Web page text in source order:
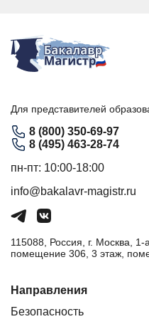
Для представителей
8 (800) 350-69-97
8 (495) 463-28-74
пн-пт: 10:00-18:00
info@bakalavr-magistr.ru
115088, Россия, г. Москва,
помещение 306, 3 этаж,
Направления
Безопасность